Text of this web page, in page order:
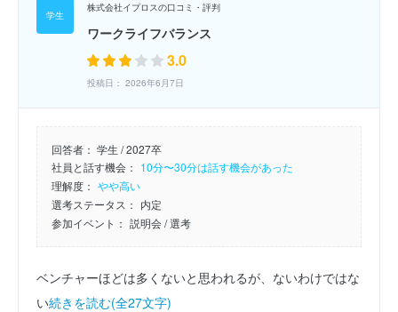
株式会社イプロスの口コミ・評判
ワークライフバランス
3.0
投稿日： 2026年6月7日
回答者： 学生 / 2027卒
社員と話す機会： 10分〜30分は話す機会があった
理解度： やや高い
選考ステータス： 内定
参加イベント： 説明会/ 選考
ベンチャーほどは多くないと思われるが、ないわけではな
い続きを読む(全27文字)